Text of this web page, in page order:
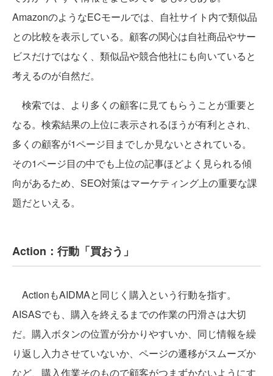
AmazonのようなECモールでは、自社サイト内で類似品
との比較を表示している。顧客の関心は自社商品やサー
ビスだけではなく、類似品や競合他社にも向いていると
考えるのが自然だ。
検索では、より多くの顧客に見てもらうことが重要と
なる。検索結果の上位に表示されるほうが有利とされ、
多くの顧客が1ページ目までしか見ないとされている。
その1ページ目の中でも上位の記事ほどよく見られる傾
向があるため、SEO対策はマーケティング上の重要な課
題だといえる。
Action：行動「買おう」
ActionもAIDMAと同じく購入という行動を指す。
AISASでも、購入を終えるまでの作業の円滑さは大切
だ。購入ボタンの位置が分かりやすいか、同じ情報を繰
り返し入力させていないか、ページの遷移がスムーズか
など、購入作業そのもので顧客がつまずかないようにす